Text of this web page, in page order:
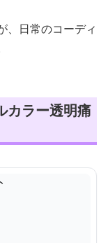
、日常のコーディ
カラー透明痛